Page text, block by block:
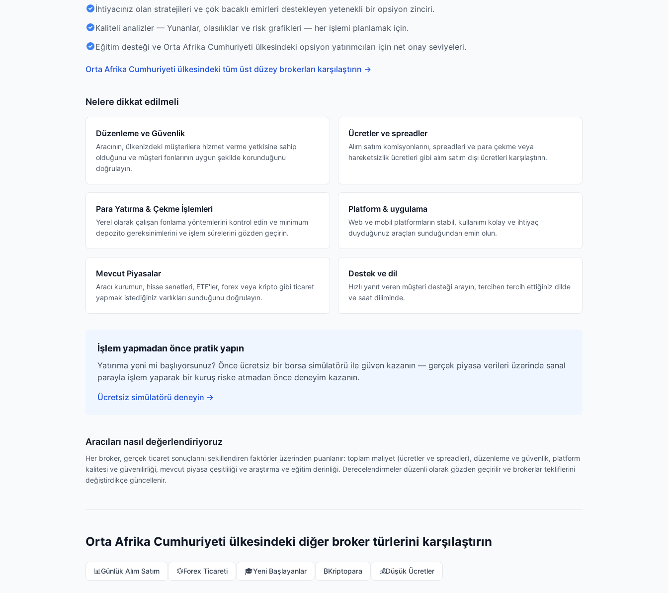
İhtiyacınız olan stratejileri ve çok bacaklı emirleri destekleyen yetenekli bir opsiyon zinciri.
Kaliteli analizler — Yunanlar, olasılıklar ve risk grafikleri — her işlemi planlamak için.
Eğitim desteği ve Orta Afrika Cumhuriyeti ülkesindeki opsiyon yatırımcıları için net onay seviyeleri.
Orta Afrika Cumhuriyeti ülkesindeki tüm üst düzey brokerları karşılaştırın →
Nelere dikkat edilmeli
Düzenleme ve Güvenlik
Aracının, ülkenizdeki müşterilere hizmet verme yetkisine sahip
olduğunu ve müşteri fonlarının uygun şekilde korunduğunu
doğrulayın.
Ücretler ve spreadler
Alım satım komisyonlarını, spreadleri ve para çekme veya
hareketsizlik ücretleri gibi alım satım dışı ücretleri karşılaştırın.
Para Yatırma & Çekme İşlemleri
Yerel olarak çalışan fonlama yöntemlerini kontrol edin ve minimum
depozito gereksinimlerini ve işlem sürelerini gözden geçirin.
Platform & uygulama
Web ve mobil platformların stabil, kullanımı kolay ve ihtiyaç
duyduğunuz araçları sunduğundan emin olun.
Mevcut Piyasalar
Aracı kurumun, hisse senetleri, ETF'ler, forex veya kripto gibi ticaret
yapmak istediğiniz varlıkları sunduğunu doğrulayın.
Destek ve dil
Hızlı yanıt veren müşteri desteği arayın, tercihen tercih ettiğiniz dilde
ve saat diliminde.
İşlem yapmadan önce pratik yapın
Yatırıma yeni mi başlıyorsunuz? Önce ücretsiz bir borsa simülatörü ile güven kazanın — gerçek piyasa verileri üzerinde sanal
parayla işlem yaparak bir kuruş riske atmadan önce deneyim kazanın.
Ücretsiz simülatörü deneyin →
Aracıları nasıl değerlendiriyoruz
Her broker, gerçek ticaret sonuçlarını şekillendiren faktörler üzerinden puanlanır: toplam maliyet (ücretler ve spreadler), düzenleme ve güvenlik, platform
kalitesi ve güvenilirliği, mevcut piyasa çeşitliliği ve araştırma ve eğitim derinliği. Derecelendirmeler düzenli olarak gözden geçirilir ve brokerlar tekliflerini
değiştirdikçe güncellenir.
Orta Afrika Cumhuriyeti ülkesindeki diğer broker türlerini karşılaştırın
📊Günlük Alım Satım 💱Forex Ticareti 🎓Yeni Başlayanlar ₿Kriptopara 💰Düşük Ücretler